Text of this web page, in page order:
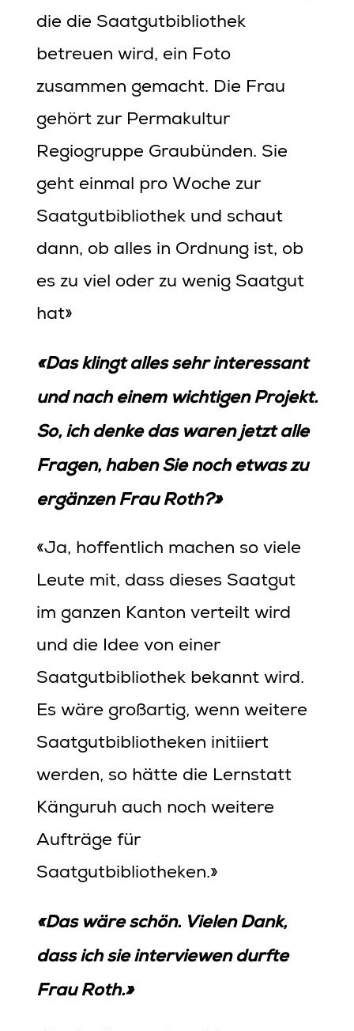
die die Saatgutbibliothek
betreuen wird, ein Foto
zusammen gemacht. Die Frau
gehört zur Permakultur
Regiogruppe Graubünden. Sie
geht einmal pro Woche zur
Saatgutbibliothek und schaut
dann, ob alles in Ordnung ist, ob
es zu viel oder zu wenig Saatgut
hat»
«Das klingt alles sehr interessant
und nach einem wichtigen Projekt.
So, ich denke das waren jetzt alle
Fragen, haben Sie noch etwas zu
ergänzen Frau Roth?»
«Ja, hoffentlich machen so viele
Leute mit, dass dieses Saatgut
im ganzen Kanton verteilt wird
und die Idee von einer
Saatgutbibliothek bekannt wird.
Es wäre großartig, wenn weitere
Saatgutbibliotheken initiiert
werden, so hätte die Lernstatt
Känguruh auch noch weitere
Aufträge für
Saatgutbibliotheken.»
«Das wäre schön. Vielen Dank,
dass ich sie interviewen durfte
Frau Roth.»